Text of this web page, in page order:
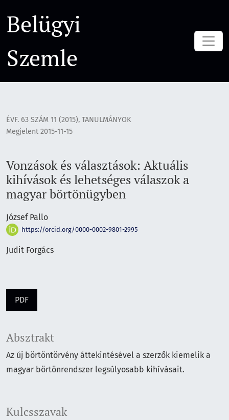
Belügyi
Szemle
ÉVF. 63 SZÁM 11 (2015), TANULMÁNYOK
Vonzások és választások: Aktuális
kihívások és lehetséges válaszok a
magyar börtönügyben
Megjelent 2015-11-15
József Pallo
https://orcid.org/0000-0002-9801-2995
Judit Forgács
PDF
Kulcsszavak
Absztrakt
Az új börtöntörvény áttekintésével a szerzők kiemelik a
magyar börtönrendszer legsúlyosabb kihívásait.